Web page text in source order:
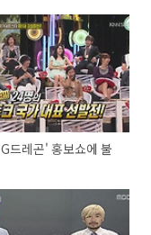
드레곤' 홍보쇼에 불